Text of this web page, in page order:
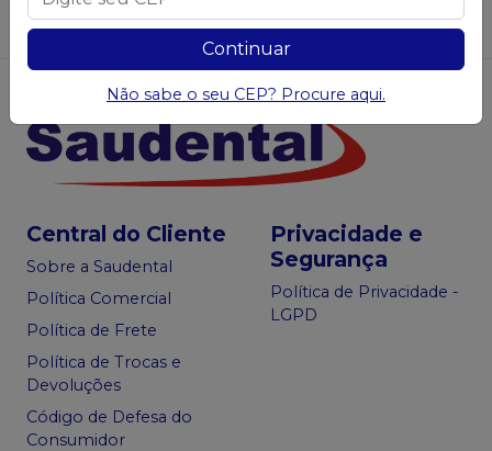
Sugerir produtos
Central do Cliente
Sobre a Saudental
Política Comercial
Política de Frete
Política de Trocas e
Devoluções
Código de Defesa do
Consumidor
Privacidade e
Segurança
Política de Privacidade -
LGPD
Continuar
Não sabe o seu CEP? Procure aqui.